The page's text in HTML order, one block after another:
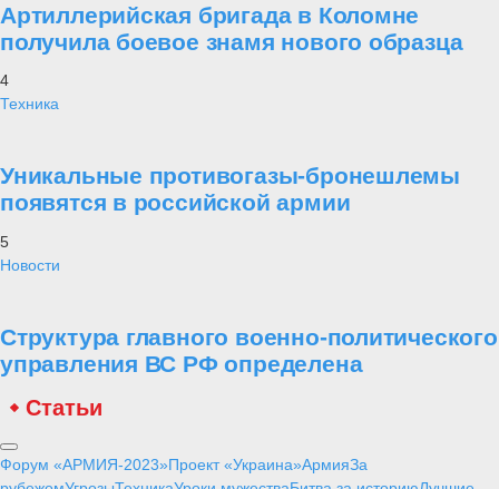
Артиллерийская бригада в Коломне
получила боевое знамя нового образца
4
Техника
Уникальные противогазы-бронешлемы
появятся в российской армии
5
Новости
Структура главного военно-политического
управления ВС РФ определена
Статьи
Форум «АРМИЯ-2023»Проект «Украина»АрмияЗа